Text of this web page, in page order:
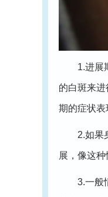
1.进展期
的白斑来
期的症状表
2.如果身
展，像这种
3.一般情